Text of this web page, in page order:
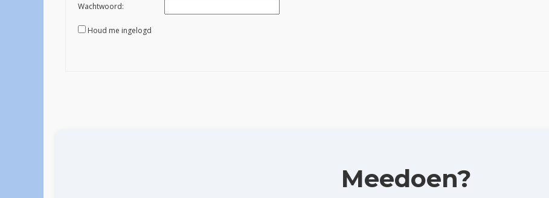
Wachtwoord:
Houd me ingelogd
Meedoen?